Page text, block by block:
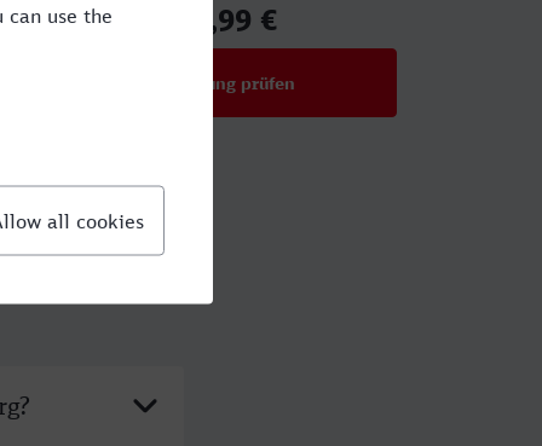
49,99 €
Verbindung prüfen